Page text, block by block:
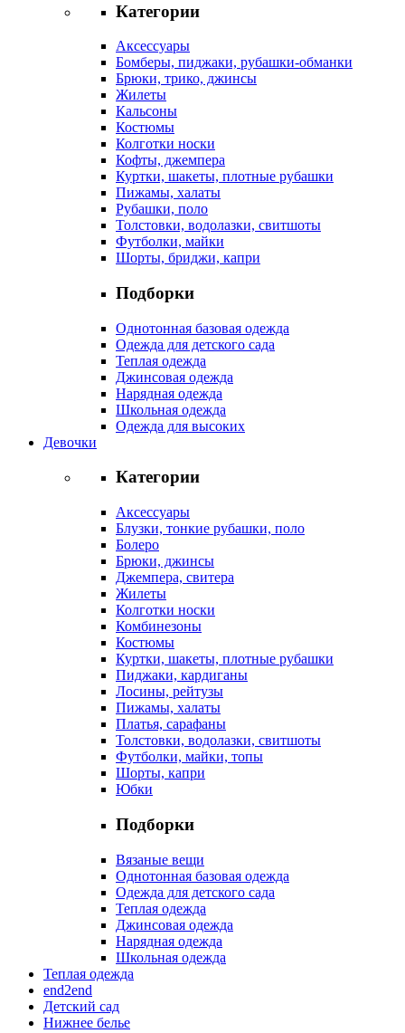
Категории
Аксессуары
Бомберы, пиджаки, рубашки-обманки
Брюки, трико, джинсы
Жилеты
Кальсоны
Костюмы
Колготки носки
Кофты, джемпера
Куртки, шакеты, плотные рубашки
Пижамы, халаты
Рубашки, поло
Толстовки, водолазки, свитшоты
Футболки, майки
Шорты, бриджи, капри
Подборки
Однотонная базовая одежда
Одежда для детского сада
Теплая одежда
Джинсовая одежда
Нарядная одежда
Школьная одежда
Одежда для высоких
Девочки
Категории
Аксессуары
Блузки, тонкие рубашки, поло
Болеро
Брюки, джинсы
Джемпера, свитера
Жилеты
Колготки носки
Комбинезоны
Костюмы
Куртки, шакеты, плотные рубашки
Пиджаки, кардиганы
Лосины, рейтузы
Пижамы, халаты
Платья, сарафаны
Толстовки, водолазки, свитшоты
Футболки, майки, топы
Шорты, капри
Юбки
Подборки
Вязаные вещи
Однотонная базовая одежда
Одежда для детского сада
Теплая одежда
Джинсовая одежда
Нарядная одежда
Школьная одежда
Теплая одежда
end2end
Детский сад
Нижнее белье